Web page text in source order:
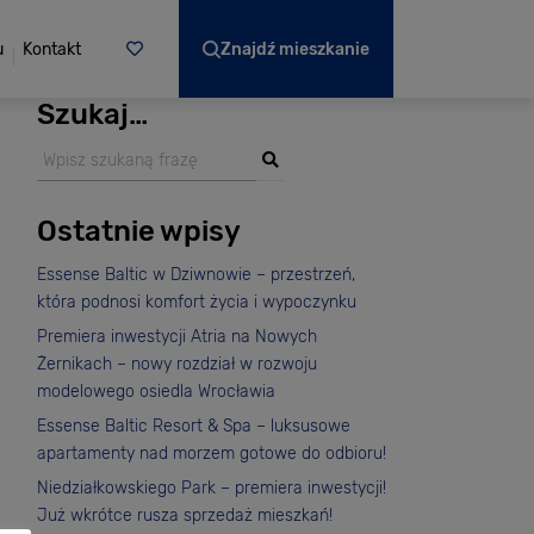
Kontakt Znajdź mieszkanie
Szukaj…
Ostatnie wpisy
Essense Baltic w Dziwnowie – przestrzeń,
która podnosi komfort życia i wypoczynku
Premiera inwestycji Atria na Nowych
Żernikach – nowy rozdział w rozwoju
modelowego osiedla Wrocławia
Essense Baltic Resort & Spa – luksusowe
apartamenty nad morzem gotowe do odbioru!
Niedziałkowskiego Park – premiera inwestycji!
Już wkrótce rusza sprzedaż mieszkań!